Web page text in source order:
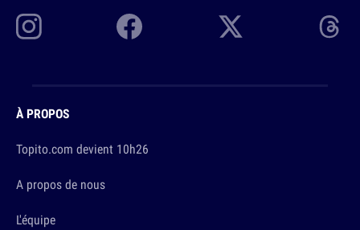
À PROPOS
Topito.com devient 10h26
A propos de nous
L'équipe